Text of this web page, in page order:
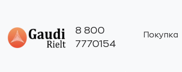
8 800
7770154
Покупка